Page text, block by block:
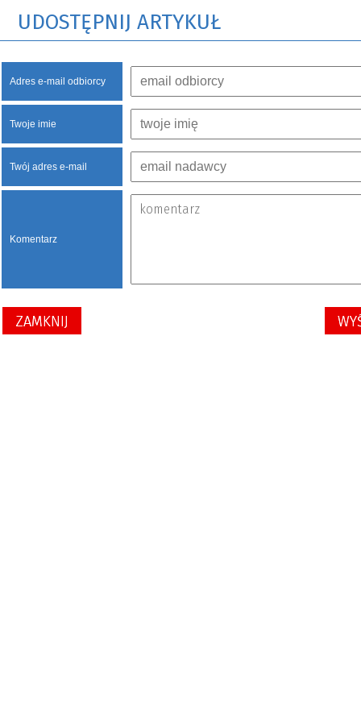
UDOSTĘPNIJ ARTYKUŁ
Adres e-mail odbiorcy
Twoje imie
Twój adres e-mail
Komentarz